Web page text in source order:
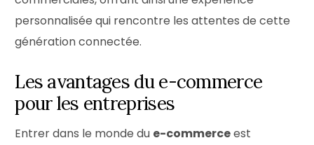
personnalisée qui rencontre les attentes de cette
génération connectée.
Les avantages du e-commerce
pour les entreprises
Entrer dans le monde du e-commerceest